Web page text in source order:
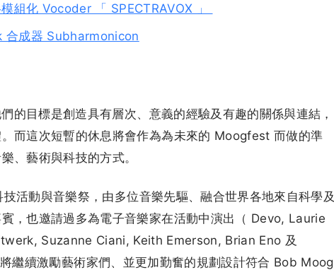
組化 Vocoder 「 SPECTRAVOX 」
合成器 Subharmonicon
的目標是創造具有層次、意義的經驗及有趣的關係與連結，
而這次短暫的休息將會作為為未來的 Moogfest 而做的準
、藝術與科技的方式。
活動與音樂祭，由多位音樂先驅、融合世界各地來自科學及
，也邀請過多為電子音樂家在活動中演出（ Devo, Laurie
Suzanne Ciani, Keith Emerson, Brian Eno 及
繼續激勵藝術家們、並更加勤奮的規劃設計符合 Bob Moog